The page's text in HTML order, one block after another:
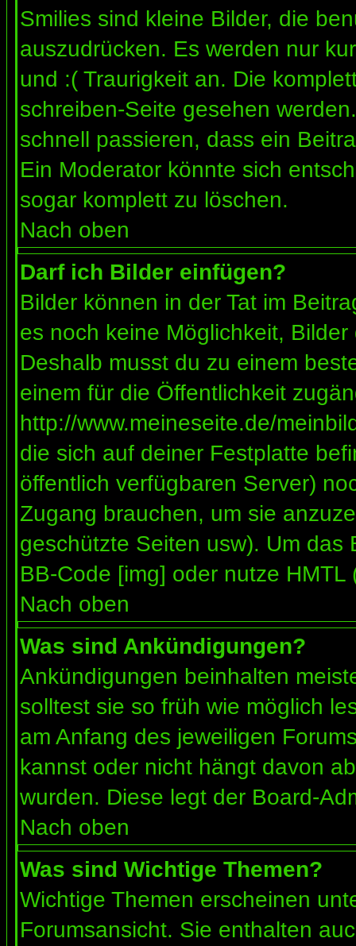
Smilies sind kleine Bilder, die
auszudrücken. Es werden nur
und :( Traurigkeit an. Die
schreiben-Seite gesehen
schnell passieren, dass ein
Ein Moderator könnte sich
sogar komplett zu löschen.
Nach oben
Darf ich Bilder einfügen?
Bilder können in der Tat im
es noch keine Möglichkeit,
Deshalb musst du zu einem
einem für die Öffentlichkeit
http://www.meineseite.de/
die sich auf deiner Festplatte
öffentlich verfügbaren Server)
Zugang brauchen, um sie
geschützte Seiten usw). Um
BB-Code [img] oder nutze HMTL
Nach oben
Was sind Ankündigungen?
Ankündigungen beinhalten
solltest sie so früh wie möglich
am Anfang des jeweiligen
kannst oder nicht hängt davon
wurden. Diese legt der Board-
Nach oben
Was sind Wichtige Themen?
Wichtige Themen erscheinen
Forumsansicht. Sie enthalten